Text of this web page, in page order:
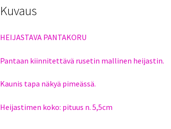
Kuvaus
HEIJASTAVA PANTAKORU
Pantaan kiinnitettävä rusetin mallinen heijastin.
Kaunis tapa näkyä pimeässä.
Heijastimen koko: pituus n. 5,5cm